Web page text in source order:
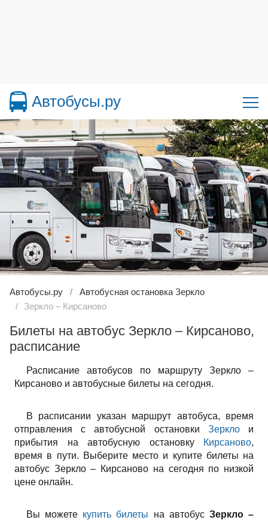
Автобусы.ру
Автобусы.ру
Автобусная остановка Зеркло
Зеркло – Кирсаново
Билеты на автобус Зеркло – Кирсаново,
расписание
Расписание автобусов по маршруту Зеркло –
Кирсаново и автобусные билеты на сегодня.
В расписании указан маршрут автобуса, время
отправления с автобусной остановки Зерклои
прибытия на автобусную остановку
Кирсаново,
время в пути. Выберите место и купите билеты на
автобус Зеркло – Кирсаново на сегодня по низкой
цене онлайн.
Вы можете купить билеты на автобус Зеркло –